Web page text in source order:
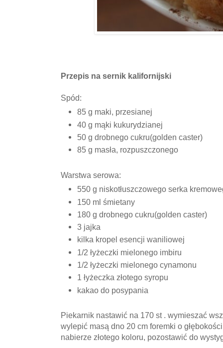
Przepis na sernik kalifornijski
Spód:
85 g maki, przesianej
40 g mąki kukurydzianej
50 g drobnego cukru(golden caster)
85 g masła, rozpuszczonego
Warstwa serowa:
550 g niskotłuszczowego serka
150 ml śmietany
180 g drobnego cukru(golden caster)
3 jajka
kilka kropel esencji waniliowej
1/2 łyżeczki mielonego imbiru
1/2 łyżeczki mielonego cynamonu
1 łyżeczka złotego syropu
kakao do posypania
Piekarnik nastawić na 170 st . wymieszać
wylepić masą dno 20 cm foremki o
nabierze złotego koloru, pozostawić do